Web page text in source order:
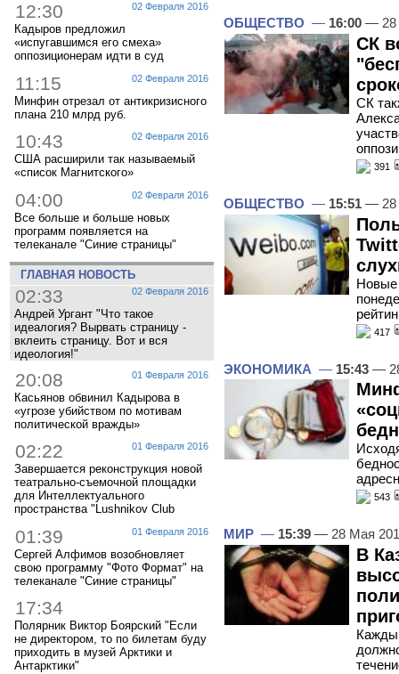
02 Февраля 2016
12:30
Кадыров предложил
«испугавшимся его смеха»
оппозиционерам идти в суд
02 Февраля 2016
11:15
Минфин отрезал от антикризисного
плана 210 млрд руб.
02 Февраля 2016
10:43
США расширили так называемый
«список Магнитского»
02 Февраля 2016
04:00
Все больше и больше новых
программ появляется на
телеканале "Синие страницы"
ГЛАВНАЯ НОВОСТЬ
02 Февраля 2016
02:33
Андрей Ургант "Что такое
идеалогия? Вырвать страницу -
вклеить страницу. Вот и вся
идеология!"
01 Февраля 2016
20:08
Касьянов обвинил Кадырова в
«угрозе убийством по мотивам
политической вражды»
01 Февраля 2016
02:22
Завершается реконструкция новой
театрально-съемочной площадки
для Интеллектуального
пространства "Lushnikov Club
01 Февраля 2016
01:39
Сергей Алфимов возобновляет
свою программу "Фото Формат" на
телеканале "Синие страницы"
17:34
Полярник Виктор Боярский "Если
не директором, то по билетам буду
приходить в музей Арктики и
Антарктики"
ОБЩЕСТВО — 16:00 — 28
СК
СК
391
ОБЩЕСТВО — 15:51 — 28
Новые
417
ЭКОНОМИКА — 15:43 —
543
МИР — 15:39 — 28 Мая
В